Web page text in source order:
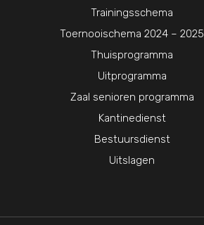
Trainingsschema
Toernooischema 2024 – 2025
Thuisprogramma
Uitprogramma
Zaal senioren programma
Kantinedienst
Bestuursdienst
Uitslagen